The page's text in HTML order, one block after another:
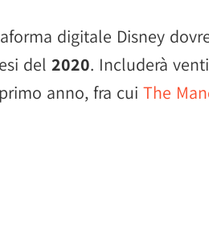
digitale Disney
del 2020. Includerà
anno, fra cui The